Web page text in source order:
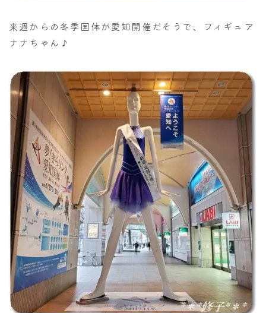
来週からの冬季国体が愛知開催だそうで、フィギュア
ナナちゃん♪